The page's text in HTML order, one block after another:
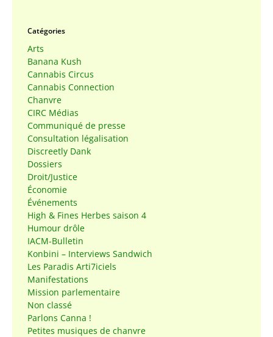
Catégories
Arts
Banana Kush
Cannabis Circus
Cannabis Connection
Chanvre
CIRC Médias
Communiqué de presse
Consultation légalisation
Discreetly Dank
Dossiers
Droit/Justice
Économie
Événements
High & Fines Herbes saison 4
Humour drôle
IACM-Bulletin
Konbini – Interviews Sandwich
Les Paradis Arti7iciels
Manifestations
Mission parlementaire
Non classé
Parlons Canna !
Petites musiques de chanvre